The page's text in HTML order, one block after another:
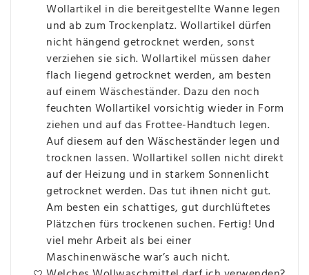
Wollartikel in die bereitgestellte Wanne legen
und ab zum Trockenplatz. Wollartikel dürfen
nicht hängend getrocknet werden, sonst
verziehen sie sich. Wollartikel müssen daher
flach liegend getrocknet werden, am besten
auf einem Wäscheständer. Dazu den noch
feuchten Wollartikel vorsichtig wieder in Form
ziehen und auf das Frottee-Handtuch legen.
Auf diesem auf den Wäscheständer legen und
trocknen lassen. Wollartikel sollen nicht direkt
auf der Heizung und in starkem Sonnenlicht
getrocknet werden. Das tut ihnen nicht gut.
Am besten ein schattiges, gut durchlüftetes
Plätzchen fürs trockenen suchen. Fertig! Und
viel mehr Arbeit als bei einer
Maschinenwäsche war’s auch nicht.